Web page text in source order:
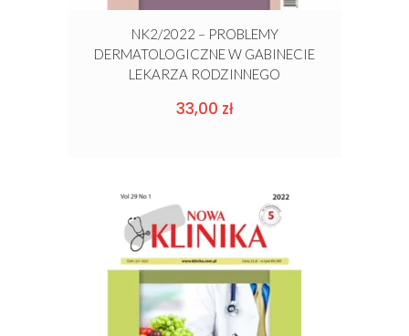
NK2/2022 – PROBLEMY
DERMATOLOGICZNE W GABINECIE
LEKARZA RODZINNEGO
33,00 zł